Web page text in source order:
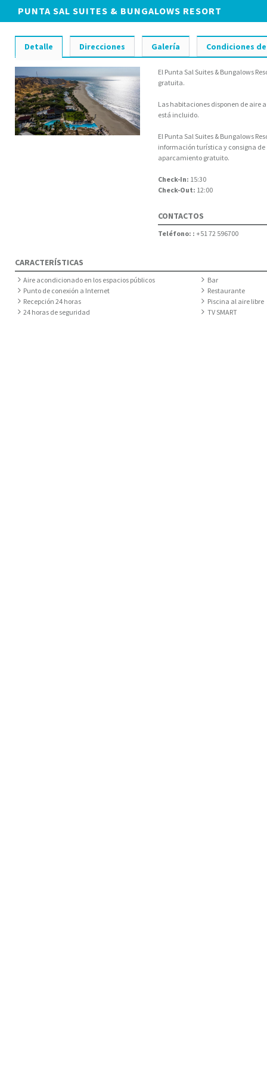
PUNTA SAL SUITES & BUNGALOWS RESORT
Detalle Direcciones Galería Condiciones
El Punta Sal Suites & Bungalows
gratuita.
Las habitaciones disponen de aire
está incluido.
El Punta Sal Suites & Bungalows
información turística y consigna
aparcamiento gratuito.
Check-In: 15:30
Check-Out: 12:00
CONTACTOS
Teléfono: : +51 72 596700
CARACTERÍSTICAS
Aire acondicionado en los espacios públicos
Bar
Punto de conexión a Internet
Restaurante
Recepción 24 horas
Piscina al aire libre
24 horas de seguridad
TV SMART